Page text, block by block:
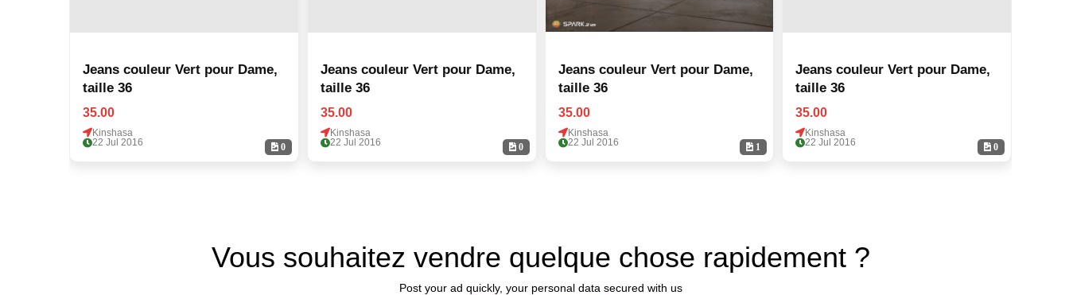
0
Jeans couleur Vert pour Dame,
taille 36
35.00
Kinshasa
22 Jul 2016
0
Jeans couleur Vert pour Dame,
taille 36
35.00
Kinshasa
22 Jul 2016
1
Jeans couleur Vert pour Dame,
taille 36
35.00
Kinshasa
22 Jul 2016
0
Jeans couleur Vert pour Dame,
taille 36
35.00
Kinshasa
22 Jul 2016
Vous souhaitez vendre quelque chose rapidement ?
Post your ad quickly, your personal data secured with us